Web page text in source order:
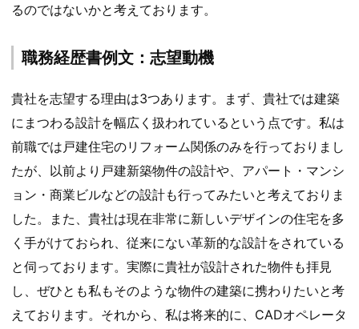
るのではないかと考えております。
職務経歴書例文：志望動機
貴社を志望する理由は3つあります。まず、貴社では建築
にまつわる設計を幅広く扱われているという点です。私は
前職では戸建住宅のリフォーム関係のみを行っておりまし
たが、以前より戸建新築物件の設計や、アパート・マンシ
ョン・商業ビルなどの設計も行ってみたいと考えておりま
した。また、貴社は現在非常に新しいデザインの住宅を多
く手がけておられ、従来にない革新的な設計をされている
と伺っております。実際に貴社が設計された物件も拝見
し、ぜひとも私もそのような物件の建築に携わりたいと考
えております。それから、私は将来的に、CADオペレータ